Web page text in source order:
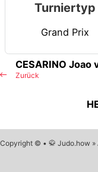
Turniertyp
Grand Prix
Zurück
CESARINO Joao
Copyright © • 🥋 Judo.how »